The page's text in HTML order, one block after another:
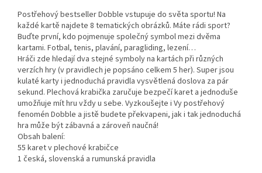
Postřehový bestseller Dobble vstupuje do světa sportu! Na
každé kartě najdete 8 tematických obrázků. Máte rádi sport?
Buďte první, kdo pojmenuje společný symbol mezi dvěma
kartami. Fotbal, tenis, plavání, paragliding, lezení…
Hráči zde hledají dva stejné symboly na kartách při různých
verzích hry (v pravidlech je popsáno celkem 5 her). Super jsou
kulaté karty i jednoduchá pravidla vysvětlená doslova za pár
sekund. Plechová krabička zaručuje bezpečí karet a jednoduše
umožňuje mít hru vždy u sebe. Vyzkoušejte i Vy postřehový
fenomén Dobble a jistě budete překvapeni, jak i tak jednoduchá
hra může být zábavná a zároveň naučná!
Obsah balení:
55 karet v plechové krabičce
1 česká, slovenská a rumunská pravidla